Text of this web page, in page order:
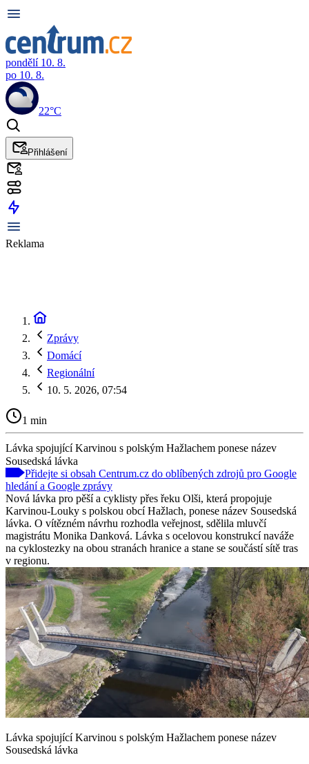
pondělí 10. 8.
po 10. 8.
22°C
Přihlášení
Reklama
Zprávy
Domácí
Regionální
10. 5. 2026, 07:54
1 min
Lávka spojující Karvinou s polským Hažlachem ponese název
Sousedská lávka
Přidejte si obsah Centrum.cz do oblíbených zdrojů pro Google
hledání a Google zprávy
Nová lávka pro pěší a cyklisty přes řeku Olši, která propojuje
Karvinou-Louky s polskou obcí Hažlach, ponese název Sousedská
lávka. O vítězném návrhu rozhodla veřejnost, sdělila mluvčí
magistrátu Monika Danková. Lávka s ocelovou konstrukcí naváže
na cyklostezky na obou stranách hranice a stane se součástí sítě tras
v regionu.
Lávka spojující Karvinou s polským Hažlachem ponese název
Sousedská lávka